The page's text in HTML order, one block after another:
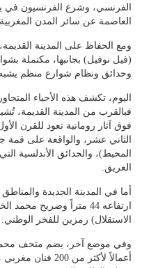
الفرنسي، وشرع الفرنسيون في
العاصمة عن سائر المدن المغربية.
ومع الحفاظ على المدينة
(فيل نوفيل) بجانبها، مكتملة
وحدائق ونظام شوارع منظم يشبه
اليوم، تكشف هذه الأحياء
فبالقرب من المدينة القديمة،
فوق آثار رومانية تعود للقرن
الثاني عشر، والواقعة على
المحيط)، والحدائق الأندلسية
العريق.
أما في المدينة الجديدة
ارتفاعه 44 متراً وضريح
الاستقلال) رمزين للفخر الوطني.
وفي موضع آخر، يضم متحف
أعمالاً لأكثر من